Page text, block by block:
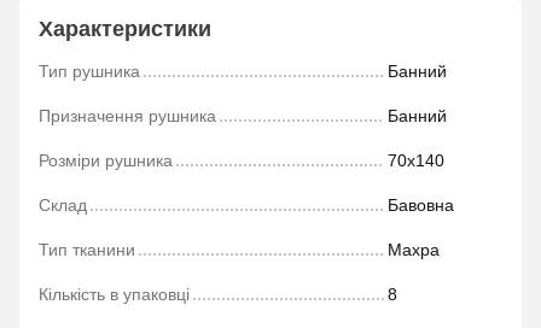
Характеристики
Тип рушника Банний
Призначення рушника Банний
Розміри рушника 70х140
Склад Бавовна
Тип тканини Махра
Кількість в упаковці 8